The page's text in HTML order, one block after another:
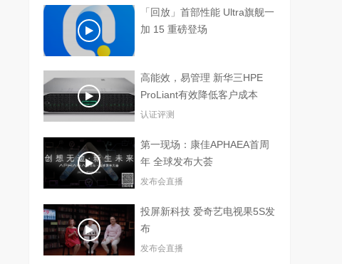
「回放」首部性能 Ultra旗舰一
加 15 重磅登场
高能效，易管理 新华三HPE
ProLiant有效降低客户成本
认证评测
第一现场：康佳APHAEA首周
年 全球发布大荟
发布会直播
投屏新科技 爱奇艺电视果5S发
布
发布会直播